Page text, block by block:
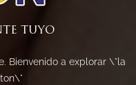
TUYO
Bienvenido a explorar \"la